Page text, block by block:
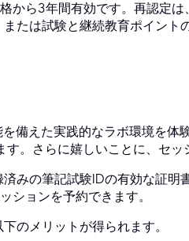
から3年間有効です。再認定
たは試験と継続教育ポイント
備えた実践的なラボ環境を体
。さらに嬉しいことに、セッ
みの筆記試験IDの有効な証明
ションを予約できます。
のメリットが得られます。